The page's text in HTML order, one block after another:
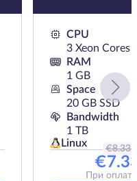
CPU
3 Xeon Cores
RAM
1 GB
Space
20 GB SSD
Bandwidth
1 TB
Linux
€8.33/
€
При оплаті